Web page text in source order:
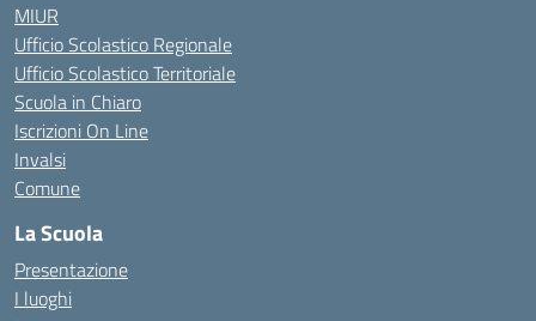
MIUR
Ufficio Scolastico Regionale
Ufficio Scolastico Territoriale
Scuola in Chiaro
Iscrizioni On Line
Invalsi
Comune
La Scuola
Presentazione
I luoghi